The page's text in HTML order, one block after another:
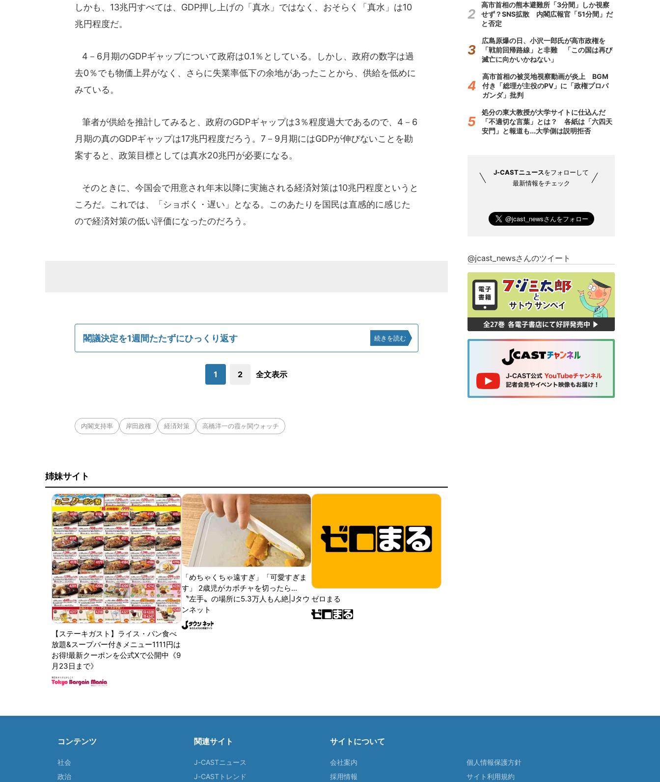
しかも、13兆円すべては、GDP押し上げの「真水」ではなく、おそらく「真水」は10
兆円程度だ。
4－6月期のGDPギャップについて政府は0.1％としている。しかし、政府の数字は過
去0％でも物価上昇がなく、さらに失業率低下の余地があったことから、供給を低めに
みている。
筆者が供給を推計してみると、政府のGDPギャップは3％程度過大であるので、4－6
月期の真のGDPギャップは17兆円程度だろう。7－9月期にはGDPが伸びないことを勘
案すると、政策目標としては真水20兆円が必要になる。
そのときに、今国会で用意され年末以降に実施される経済対策は10兆円程度というと
ころだ。これでは、「ショボく・遅い」となる。このあたりを国民は直感的に感じた
ので経済対策の低い評価になったのだろう。
閣議決定を1週間たたずにひっくり返す 続きを読む
1 2 全文表示
内閣支持率 岸田政権 経済対策 高橋洋一の霞ヶ関ウォッチ
姉妹サイト
【ステーキガスト】ライス・パン食べ
放題&スープバー付きメニュー1111円は
お得!最新クーポンを公式Xで公開中《9
月23日まで》
「めちゃくちゃ遠すぎ」「可愛すぎま
す」 2歳児がカボチャを切ったら...
〝左手〟の場所に5.3万人もん絶|Jタウ
ンネット
ゼロまる
高市首相の熊本避難所「3分間」しか視察
せず？SNS拡散 内閣広報官「51分間」だ
と否定
広島原爆の日、小沢一郎氏が高市政権を
「戦前回帰路線」と非難 「この国は再び
滅亡に向かいかねない」
高市首相の被災地視察動画が炎上 BGM
付き「総理が主役のPV」に「政権プロパ
ガンダ」批判
処分の東大教授が大学サイトに仕込んだ
「不適切な言葉」とは？ 各紙は「六四天
安門」と報道も...大学側は説明拒否
J-CASTニュースをフォローして
最新情報をチェック
@jcast_newsさんのツイート
コンテンツ
社会
政治
関連サイト
J-CASTニュース
J-CASTトレンド
サイトについて
会社案内
採用情報
個人情報保護方針
サイト利用規約